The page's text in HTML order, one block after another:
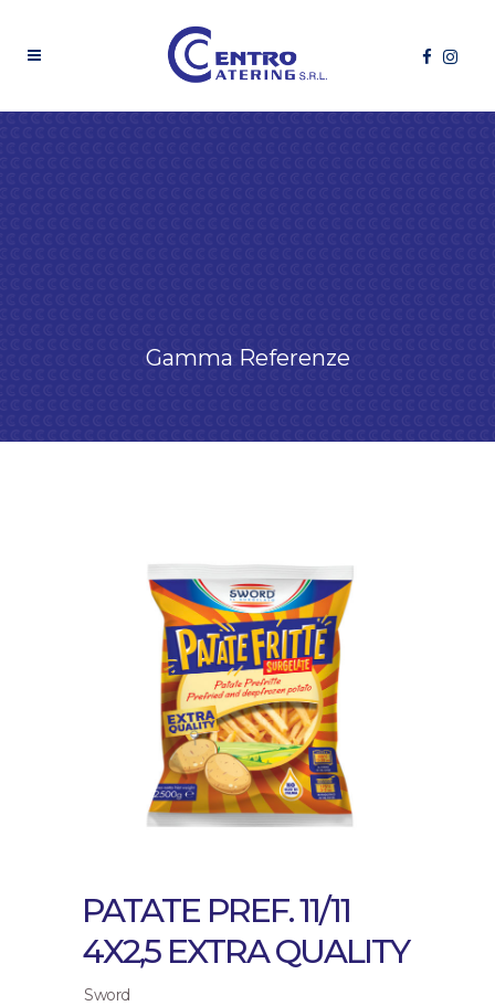
Gamma Referenze
PATATE PREF. 11/11
4X2,5 EXTRA QUALITY
Sword